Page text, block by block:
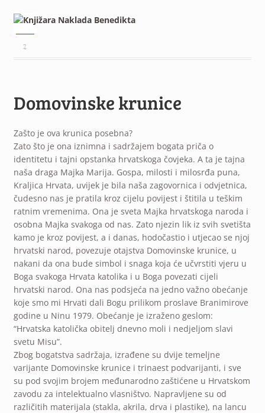
²
Domovinske krunice
Zašto je ova krunica posebna?
Zato što je ona iznimna i sadržajem bogata priča o
identitetu i tajni opstanka hrvatskoga čovjeka. A ta je tajna
naša draga Majka Marija. Gospa, milosti i milosrđa puna,
Kraljica Hrvata, uvijek je bila naša zagovornica i odvjetnica,
čudesno nas je pratila kroz cijelu povijest i štitila u teškim
ratnim vremenima. Ona je sveta Majka hrvatskoga naroda i
osobna Majka svakoga od nas. Zato njezin lik iz svih svetišta
kamo je kroz povijest, a i danas, hodočastio i utjecao se njoj
hrvatski narod, povezuje otajstva Domovinske krunice, u
nakani da ona bude simbol i snaga koja će učvrstiti vjeru u
Boga svakoga Hrvata katolika i u Boga povezati cijeli
hrvatski narod. Ona nas podsjeća na jedno važno obećanje
koje smo mi Hrvati dali Bogu prilikom proslave Branimirove
godine u Ninu 1979. Obećanje je izraženo geslom:
“Hrvatska katolička obitelj dnevno moli i nedjeljom slavi
svetu Misu”.
Zbog bogatstva sadržaja, izrađene su dvije temeljne
varijante Domovinske krunice i trinaest podvarijanti, i sve
su pod svojim brojem međunarodno zaštićene u Hrvatskom
zavodu za intelektualno vlasništvo. Napravljene su od
različitih materijala (stakla, akrila, drva i plastike), na lancu